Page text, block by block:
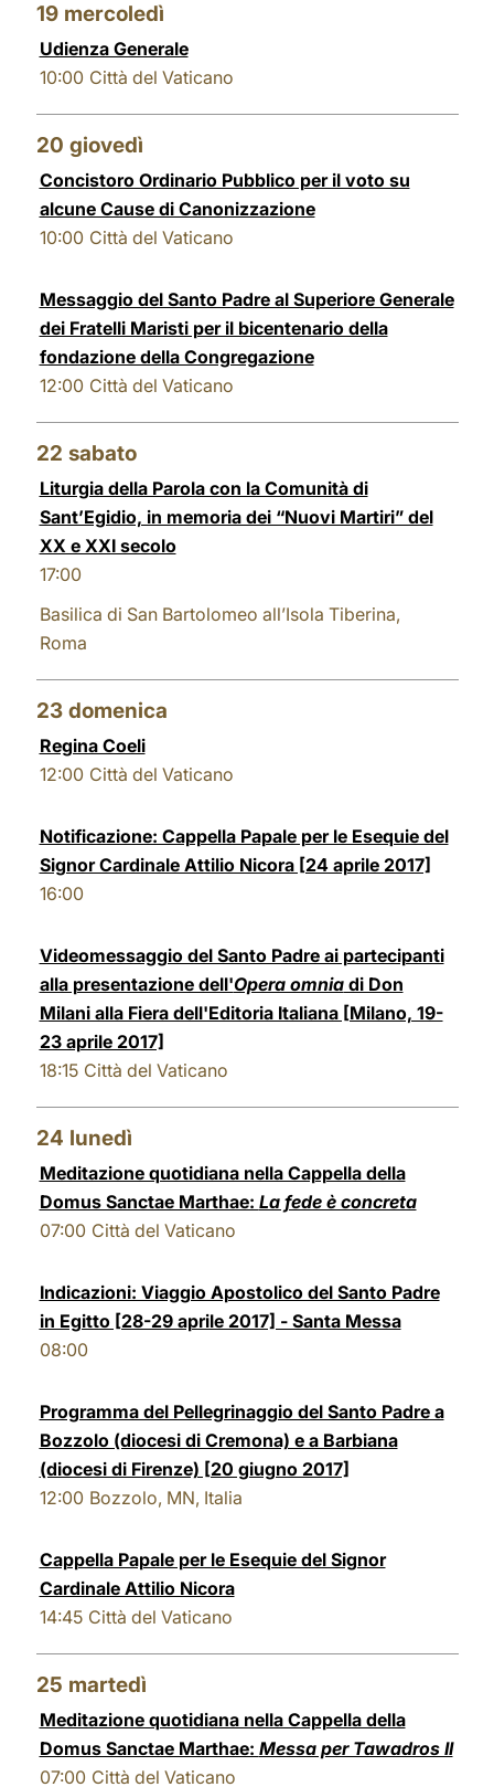
19 mercoledì
Udienza Generale
10:00 Città del Vaticano
20 giovedì
Concistoro Ordinario Pubblico per il voto su
alcune Cause di Canonizzazione
10:00 Città del Vaticano
Messaggio del Santo Padre al Superiore Generale
dei Fratelli Maristi per il bicentenario della
fondazione della Congregazione
12:00 Città del Vaticano
22 sabato
Liturgia della Parola con la Comunità di
Sant’Egidio, in memoria dei “Nuovi Martiri” del
XX e XXI secolo
17:00
Basilica di San Bartolomeo all’Isola Tiberina,
Roma
23 domenica
Regina Coeli
12:00 Città del Vaticano
Notificazione: Cappella Papale per le Esequie del
Signor Cardinale Attilio Nicora [24 aprile 2017]
16:00
Videomessaggio del Santo Padre ai partecipanti
alla presentazione dell'Opera omniadi Don
Milani alla Fiera dell'Editoria Italiana [Milano, 19-
23 aprile 2017]
18:15 Città del Vaticano
24 lunedì
Meditazione quotidiana nella Cappella della
Domus Sanctae Marthae: La fede è concreta
07:00 Città del Vaticano
Indicazioni: Viaggio Apostolico del Santo Padre
in Egitto [28-29 aprile 2017] - Santa Messa
08:00
Programma del Pellegrinaggio del Santo Padre a
Bozzolo (diocesi di Cremona) e a Barbiana
(diocesi di Firenze) [20 giugno 2017]
12:00 Bozzolo, MN, Italia
Cappella Papale per le Esequie del Signor
Cardinale Attilio Nicora
14:45 Città del Vaticano
25 martedì
Meditazione quotidiana nella Cappella della
Domus Sanctae Marthae: Messa per Tawadros II
07:00 Città del Vaticano